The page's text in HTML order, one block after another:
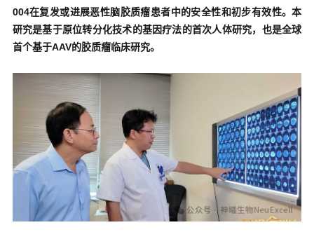
004在复发或进展恶性脑胶质瘤患者中的安全性和初步有效性。本
研究是基于原位转分化技术的基因疗法的首次人体研究，也是全球
首个基于AAV的胶质瘤临床研究。